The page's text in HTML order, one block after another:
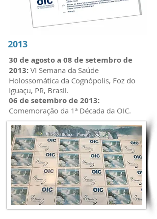
2013
30 de agosto a 08 de setembro de
2013: VI Semana da Saúde
Holossomática da Cognópolis, Foz do
Iguaçu, PR, Brasil.
06 de setembro de 2013:
Comemoração da 1ª Década da OIC.